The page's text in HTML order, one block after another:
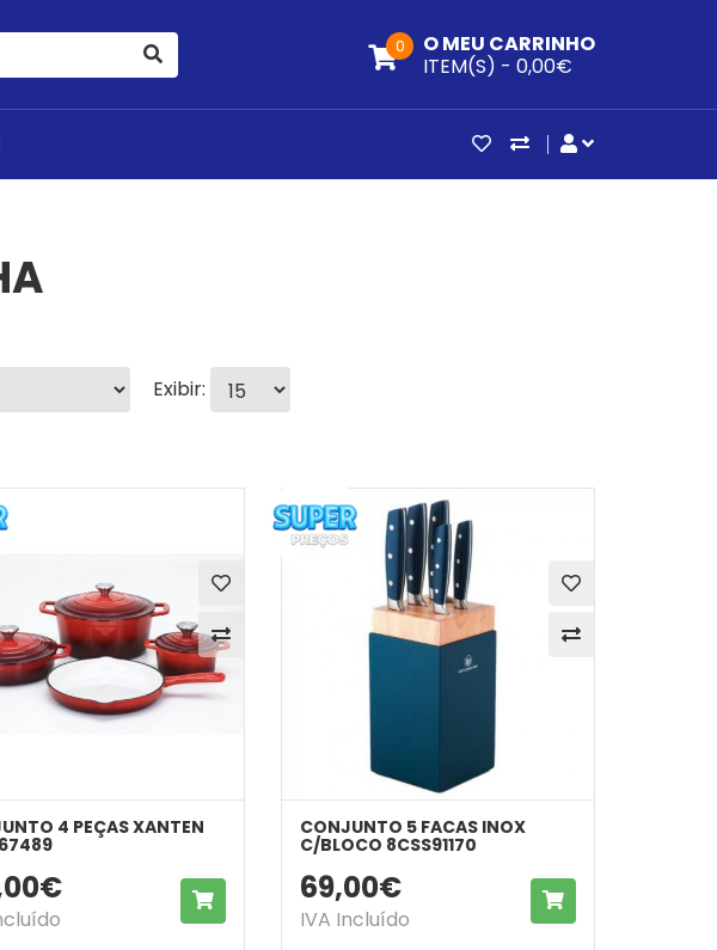
0
O MEU CARRINHO
ITEM(S) - 0,00€
ARTIGOS FAVORITOS
COMPARARCONTA DE
Exibir:
4 PEÇAS XANTEN
COMPRAR
CONJUNTO 5 FACAS INOX
C/BLOCO 8CSS91170
69,00€
IVA Incluído
COMPRAR